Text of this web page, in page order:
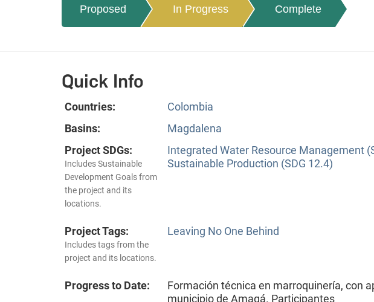
Proposed In Progress Complete
Quick Info
Countries:
Colombia
Basins:
Magdalena
Project SDGs:
Includes Sustainable
Development Goals from
the project and its
locations.
Integrated Water Resource Management
Sustainable Production (SDG 12.4)
Project Tags:
Includes tags from the
project and its locations.
Leaving No One Behind
Progress to Date:
Formación técnica en marroquinería, con
municipio de Amagá. Participantes